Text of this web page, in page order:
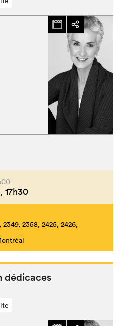
17h30
2349, 2358, 2425, 2426,
dédicaces